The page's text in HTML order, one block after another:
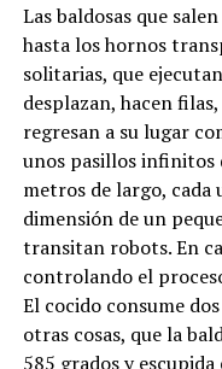
Las baldosas que
hasta los hornos
solitarias, que
desplazan, hacen
regresan a su lugar
unos pasillos infinitos
metros de largo, cada
dimensión de un
transitan robots. En
controlando el
El cocido consume
otras cosas, que la
585 grados y